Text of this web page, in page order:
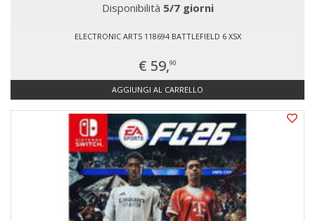
Disponibilità 5/7 giorni
ELECTRONIC ARTS 118694 BATTLEFIELD 6 XSX
€ 59,90
AGGIUNGI AL CARRELLO